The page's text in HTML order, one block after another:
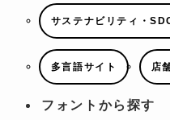
サステナビリティ・
多言語サイト 店
フォントから探す